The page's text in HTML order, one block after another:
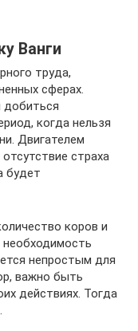
Ванги
труда,
сферах.
добиться
когда нельзя
Двигателем
страха
будет
коров и
непростым для
важно быть
действиях. Тогда